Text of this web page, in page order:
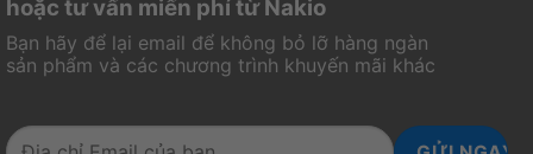
hoặc tư vấn miến phí từ Nakio
Bạn hãy để lại email để không bỏ lỡ hàng ngàn
sản phẩm và các chương trình khuyến mãi khác